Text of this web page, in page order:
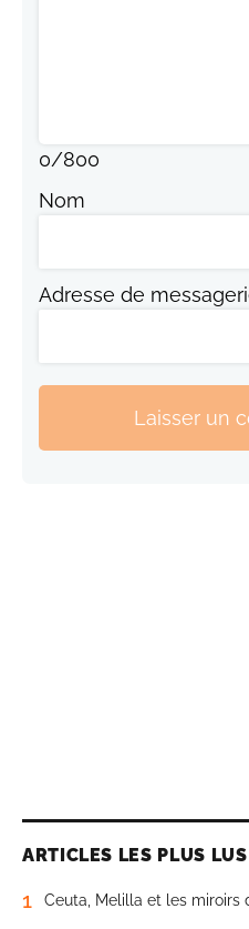
0/800
Nom
Adresse de
Laisser un
ARTICLES LES PLUS LUS
1 Ceuta, Melilla et les miroirs